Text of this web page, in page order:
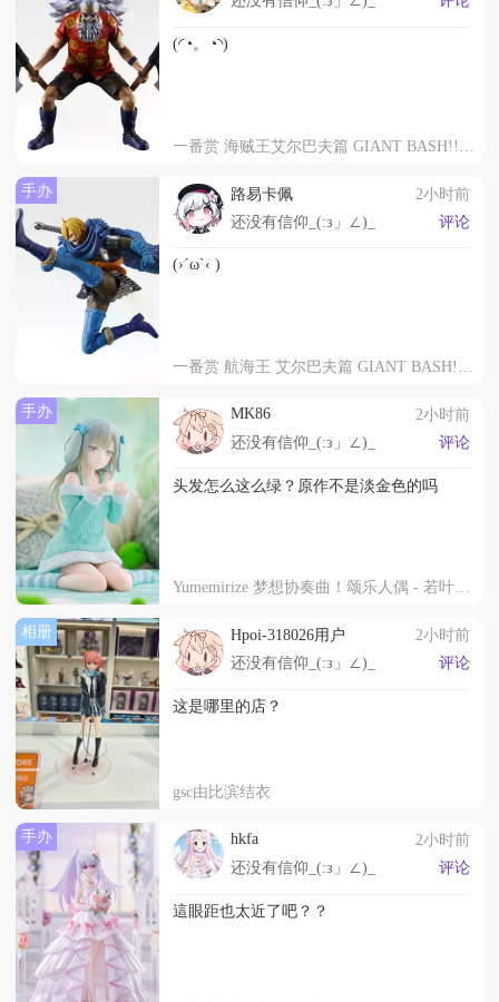
(◜◔。◔◝)
手办 路易卡佩
2小时前
还没有信仰_(:з」∠)_
评论
(›´ω`‹ )
手办 MK86
2小时前
还没有信仰_(:з」∠)_
评论
头发怎么这么绿？原作不是淡金色的吗
Yumemirize 梦想协奏曲！颂乐人偶 - 若叶睦- ～睡衣派对！～
相册 Hpoi-318026用户
2小时前
还没有信仰_(:з」∠)_
评论
这是哪里的店？
gsc由比滨结衣
手办 hkfa
2小时前
还没有信仰_(:з」∠)_
评论
這眼距也太近了吧？？